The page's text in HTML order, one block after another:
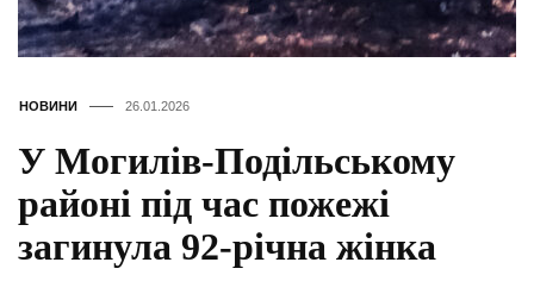
НОВИНИ 26.01.2026
У Могилів-Подільському
районі під час пожежі
загинула 92-річна жінка